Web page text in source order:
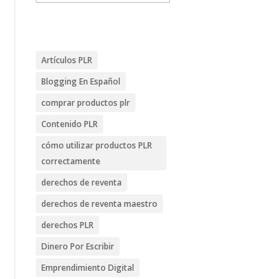
Artículos PLR
Blogging En Español
comprar productos plr
Contenido PLR
cómo utilizar productos PLR
correctamente
derechos de reventa
derechos de reventa maestro
derechos PLR
Dinero Por Escribir
Emprendimiento Digital